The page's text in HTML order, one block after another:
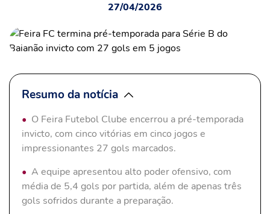
27/04/2026
Resumo da notícia
O Feira Futebol Clube encerrou a pré-temporada
invicto, com cinco vitórias em cinco jogos e
impressionantes 27 gols marcados.
A equipe apresentou alto poder ofensivo, com
média de 5,4 gols por partida, além de apenas três
gols sofridos durante a preparação.